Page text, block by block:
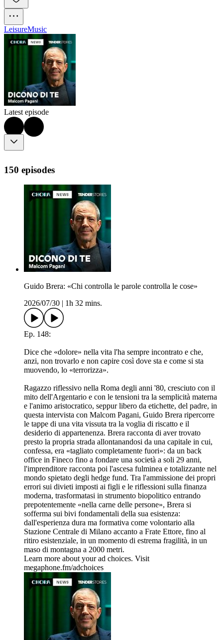
LeisureMusic
Latest episode
150 episodes
Guido Brera: «Chi controlla le parole controlla le cose»
2026/07/30
1h 32 mins.
Ep. 148:
Dice che «dolore» nella vita l'ha sempre incontrato e che,
anzi, non trovarlo e non capire così dove sta e come si sta
muovendo, lo «terrorizza».
Ragazzo riflessivo nella Roma degli anni '80, cresciuto con il
mito dell'Argentario e con le tensioni tra la semplicità materna
e l'animo aristocratico, seppur libero da etichette, del padre, in
questa intervista con Malcom Pagani, Guido Brera ripercorre
le tappe di una vita vissuta tra la voglia di riscatto e il
desiderio di appartenenza. Brera racconta di aver trovato
presto la propria strada allontanandosi da una capitale in cui,
confessa, era «tagliato completamente fuori»: da un back
office in Fineco fino a fondare una società a soli 29 anni,
l'imprenditore racconta poi l'ascesa fulminea e totalizzante nel
mondo spietato degli hedge fund. Tra l'ammissione dei propri
errori sui divieti imposti ai figli e le riflessioni sulla finanza
moderna, trasformatasi in strumento biopolitico entrando
prepotentemente «nella carne delle persone», Brera si
sofferma sui bivi fondamentali della sua esistenza:
dall'esperienza dura ma formativa come volontario alla
Stazione Centrale di Milano accanto a Frate Ettore, fino al
ritiro esistenziale, in un momento di estrema fragilità, in un
maso di montagna a 2000 metri.
Learn more about your ad choices. Visit
megaphone.fm/adchoices